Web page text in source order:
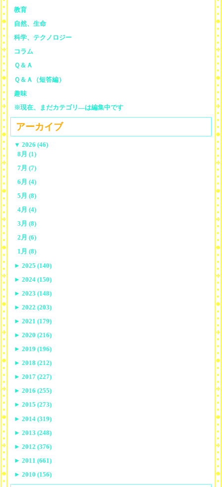
教育
自然、生命
科学、テクノロジー
コラム
Ｑ＆Ａ
Ｑ＆Ａ（短答編）
趣味
※現在、まだカテゴリ—は編集中です
アーカイブ
▼ 2026 (46)
8月 (1)
7月 (7)
6月 (4)
5月 (8)
4月 (4)
3月 (8)
2月 (6)
1月 (8)
► 2025 (140)
► 2024 (150)
► 2023 (148)
► 2022 (203)
► 2021 (179)
► 2020 (216)
► 2019 (196)
► 2018 (212)
► 2017 (227)
► 2016 (255)
► 2015 (273)
► 2014 (319)
► 2013 (248)
► 2012 (376)
► 2011 (661)
► 2010 (156)